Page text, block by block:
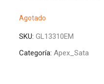
Agotado
SKU: GL13310EM
Categoría: Apex_Sata